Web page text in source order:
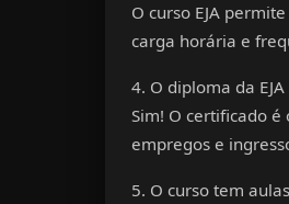
O curso EJA permite
carga horária e
4. O diploma da
Sim! O certificado
empregos e
5. O curso tem